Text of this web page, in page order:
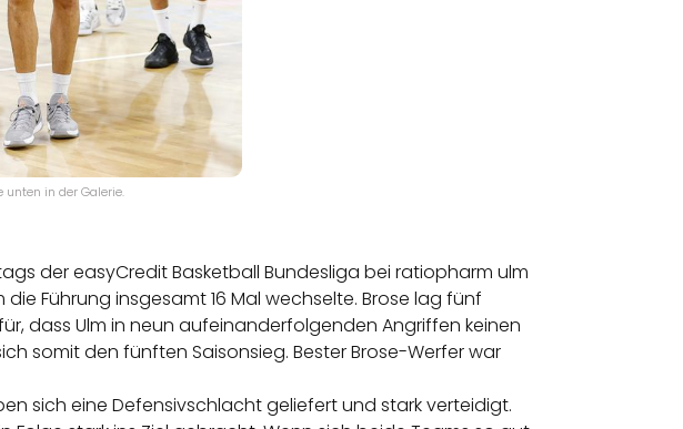
in der Galerie.
der easyCredit Basketball Bundesliga bei ratiopharm ulm
Führung insgesamt 16 Mal wechselte. Brose lag fünf
dass Ulm in neun aufeinanderfolgenden Angriffen keinen
somit den fünften Saisonsieg. Bester Brose-Werfer war
sich eine Defensivschlacht geliefert und stark verteidigt.